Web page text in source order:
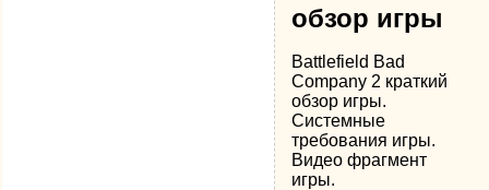
обзор игры
Battlefield Bad
Company 2 краткий
обзор игры.
Системные
требования игры.
Видео фрагмент
игры.